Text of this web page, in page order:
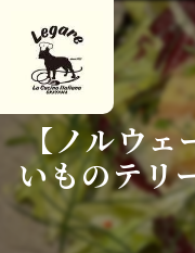
【ノルウェ
いものテリ